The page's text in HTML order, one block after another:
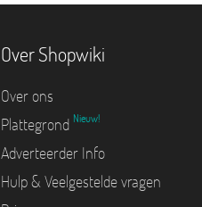
Over Shopwiki
Over ons
Plattegrond Nieuw!
Adverteerder Info
Hulp & Veelgestelde vragen